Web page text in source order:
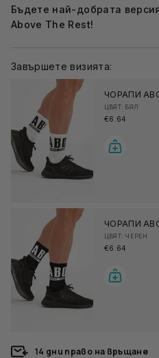
Бъдете най-добрата
Above The Rest!
Завършете визията:
ЧОРАПИ
ЦВЯТ: БЯЛ
€6.64
ЧОРАПИ
ЦВЯТ: ЧЕРЕН
€6.64
14 дни право на връщане